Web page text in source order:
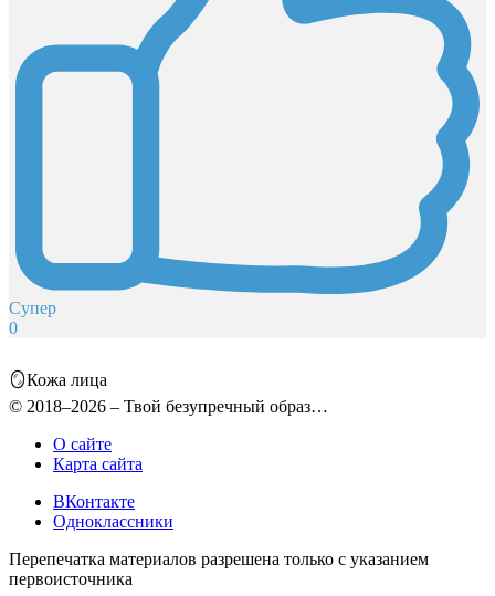
Супер
0
🪞Кожа лица
© 2018–2026 – Твой безупречный образ…
О сайте
Карта сайта
ВКонтакте
Одноклассники
Перепечатка материалов разрешена только с указанием
первоисточника